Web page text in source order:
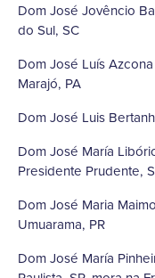
Dom José Jovêncio
do Sul, SC
Dom José Luís
Marajó, PA
Dom José Luis
Dom José María
Presidente Prudente,
Dom José Maria
Umuarama, PR
Dom José María